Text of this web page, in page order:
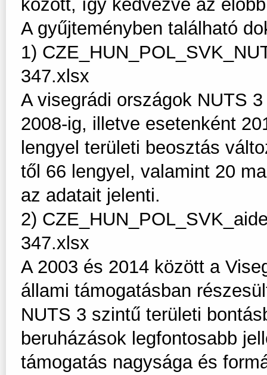
között, így kedvezve az
A gyűjteményben található
1)
347.xlsx
A visegrádi országok NUTS
2008-ig, illetve esetenként
lengyel területi beosztás
től 66 lengyel, valamint 20
az adatait jelenti.
2)
347.xlsx
A 2003 és 2014 között a
állami támogatásban
NUTS 3 szintű területi
beruházások legfontosabb
támogatás nagysága és